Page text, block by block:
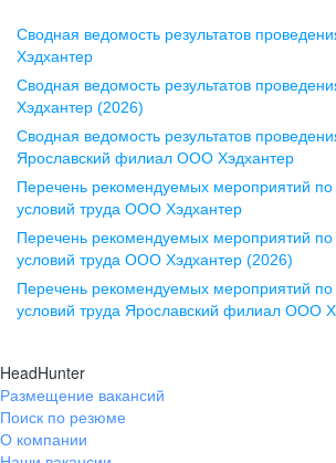
Воронеж
ул. Комиссаржевской, д. 10,
офис 1212
+7 473 280-05-05
pr@vrn.hh.ru
ул. Спартаковская, д. 2А, этаж 3,
помещение 15
+7 843 212-12-50
Екатеринбург
ул. Боевых Дружин, стр. 20,
Сводная ведомость результатов
Хэдхантер
Сводная ведомость результатов
Хэдхантер (2026)
Сводная ведомость результатов
Ярославский филиал ООО Хэдхантер
Перечень рекомендуемых мероприятий
условий труда ООО Хэдхантер
Перечень рекомендуемых мероприятий
условий труда ООО Хэдхантер (2026)
Перечень рекомендуемых мероприятий
условий труда Ярославский филиал ООО
HeadHunter
Размещение вакансий
Поиск по резюме
О компании